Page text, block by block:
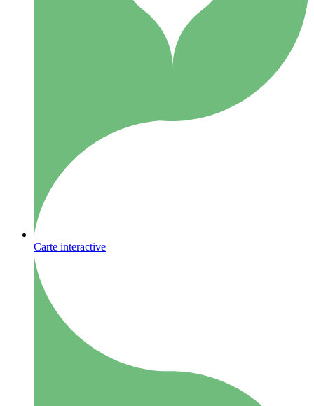
Carte interactive